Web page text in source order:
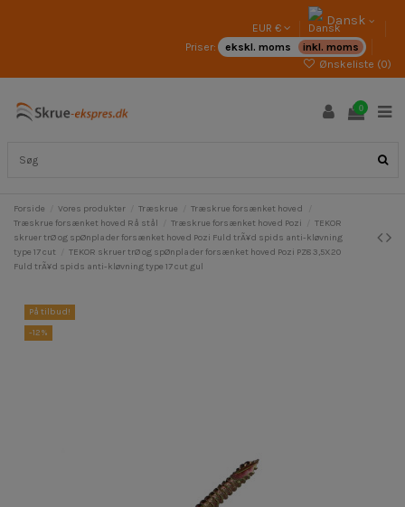
EUR € Dansk
Priser: ekskl. moms
inkl. moms
Ønskeliste (0)
0
Forside Vores produkter Træskrue
Træskrue forsænket hoved
Træskrue forsænket hoved Rå stål
Træskrue forsænket hoved Pozi
TEKOR
skruer trØ og spØnplader forsænket hoved Pozi Fuld trÃ¥d spids anti-kløvning
type 17 cut
TEKOR skruer trØ og spØnplader forsænket hoved Pozi PZ8 3,5X20
Fuld trÃ¥d spids anti-kløvning type 17 cut gul
På tilbud!
-12%